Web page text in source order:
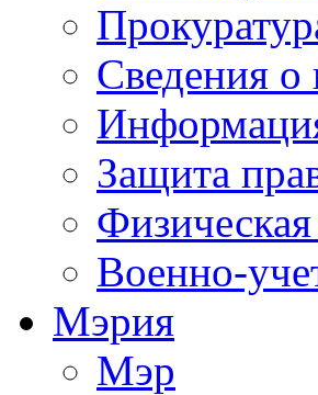
Сведения о
Защита
Военно-
Мэрия
Мэр